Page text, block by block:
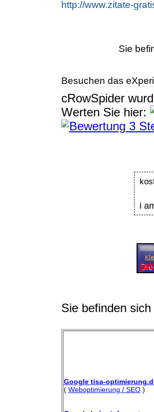
http://www.zitate-
Sie
Besuchen das
cRowSpider
Werten Sie hier:
i
Sie befinden
Google tisa-
( Weboptimierung / SEO)